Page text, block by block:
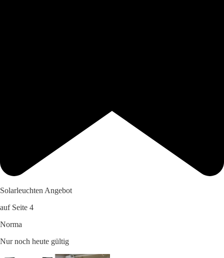
Solarleuchten Angebot
auf Seite 4
Norma
Nur noch heute gültig